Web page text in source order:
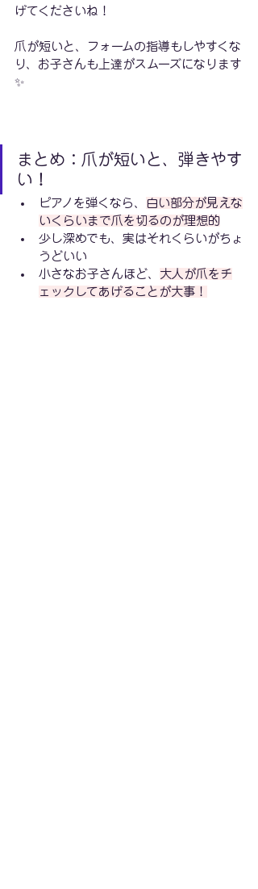
げてくださいね！
爪が短いと、フォームの指導もしやすくな
り、お子さんも上達がスムーズになります
✨
まとめ：爪が短いと、弾きやす
い！
ピアノを弾くなら、
白い部分が見えな
いくらいまで爪を切るのが理想的
少し深めでも、実はそれくらいがちょ
うどいい
小さなお子さんほど、 大人が爪をチ
ェックしてあげることが大事！